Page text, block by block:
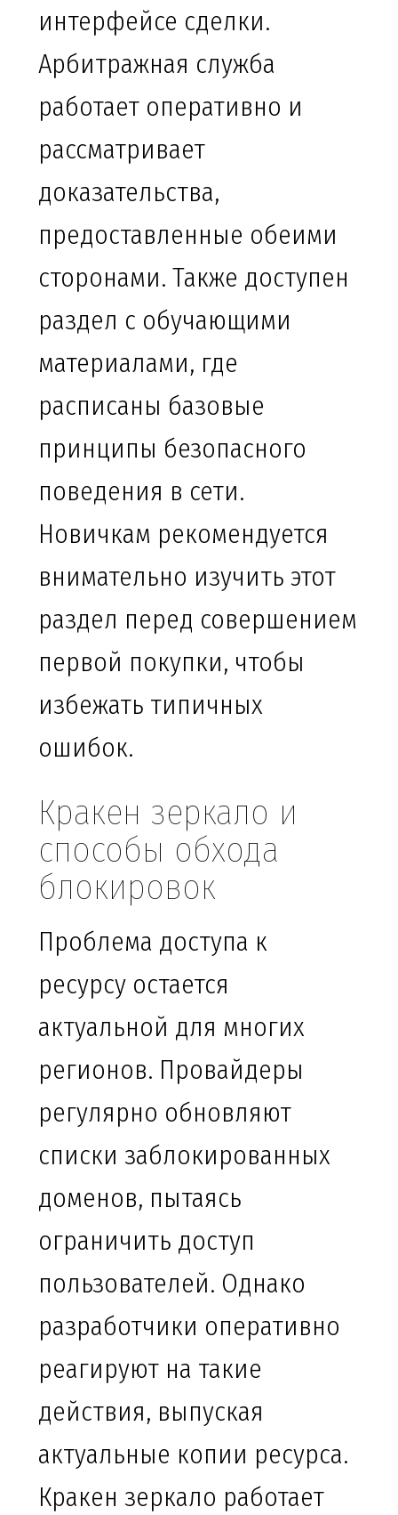
интерфейсе сделки.
Арбитражная служба
работает оперативно и
рассматривает
доказательства,
предоставленные обеими
сторонами. Также доступен
раздел с обучающими
материалами, где
расписаны базовые
принципы безопасного
поведения в сети.
Новичкам рекомендуется
внимательно изучить этот
раздел перед совершением
первой покупки, чтобы
избежать типичных
ошибок.
Кракен зеркало и
способы обхода
блокировок
Проблема доступа к
ресурсу остается
актуальной для многих
регионов. Провайдеры
регулярно обновляют
списки заблокированных
доменов, пытаясь
ограничить доступ
пользователей. Однако
разработчики оперативно
реагируют на такие
действия, выпуская
актуальные копии ресурса.
Кракен зеркало работает